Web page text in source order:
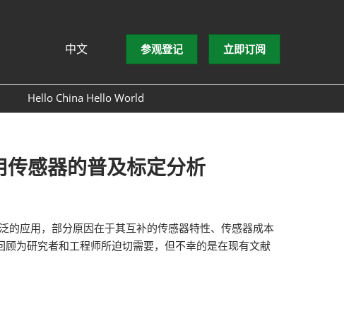
中文
English
Tiếng Việt
参观登记 立即订阅
闻
Hello China Hello World
感器的普及标定分析
应用，部分原因在于其互补的传感器特性、传感器成本
为研究者和工程师所迫切需要，但不幸的是在现有文献